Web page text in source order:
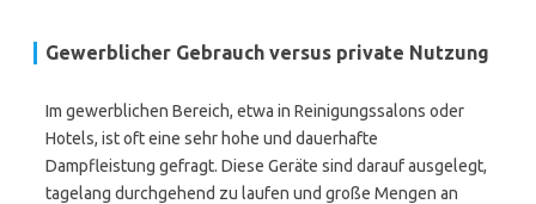
Gewerblicher Gebrauch versus private Nutzung
Im gewerblichen Bereich, etwa in Reinigungssalons oder
Hotels, ist oft eine sehr hohe und dauerhafte
Dampfleistung gefragt. Diese Geräte sind darauf ausgelegt,
tagelang durchgehend zu laufen und große Mengen an